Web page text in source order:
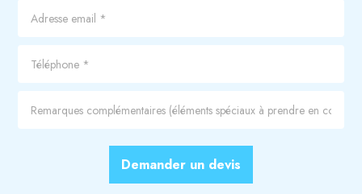
Demander un devis